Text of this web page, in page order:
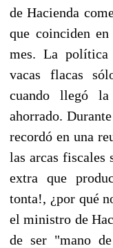
de Hacienda
que coinciden
mes. La
vacas flacas
cuando llegó
ahorrado.
recordó en una
las arcas fiscales
extra que
tonta!, ¿por qué
el ministro de
de ser "mano